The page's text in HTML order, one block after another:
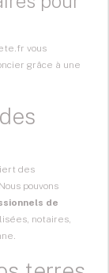
vous
grâce à une
des
pouvons
de
notaires,